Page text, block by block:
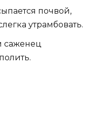
почвой,
утрамбовать.
саженец